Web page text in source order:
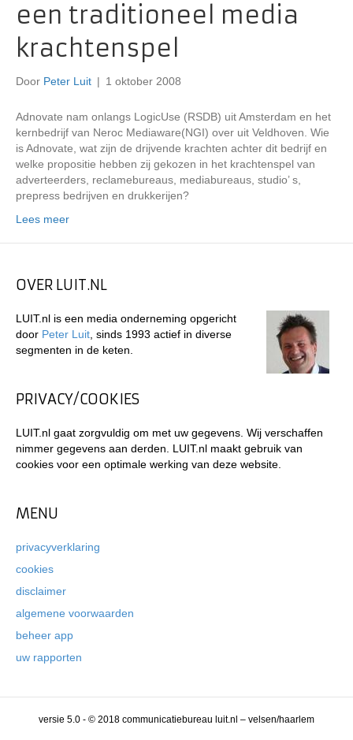
een traditioneel media
krachtenspel
Door Peter Luit | 1 oktober 2008
Adnovate nam onlangs LogicUse (RSDB) uit Amsterdam en het
kernbedrijf van Neroc Mediaware(NGI) over uit Veldhoven. Wie
is Adnovate, wat zijn de drijvende krachten achter dit bedrijf en
welke propositie hebben zij gekozen in het krachtenspel van
adverteerders, reclamebureaus, mediabureaus, studio’ s,
prepress bedrijven en drukkerijen?
Lees meer
OVER LUIT.NL
LUIT.nl is een media onderneming opgericht
door Peter Luit , sinds 1993 actief in diverse
segmenten in de keten.
PRIVACY/COOKIES
LUIT.nl gaat zorgvuldig om met uw gegevens. Wij verschaffen
nimmer gegevens aan derden. LUIT.nl maakt gebruik van
cookies voor een optimale werking van deze website.
MENU
privacyverklaring
cookies
disclaimer
algemene voorwaarden
beheer app
uw rapporten
versie 5.0 - © 2018 communicatiebureau luit.nl – velsen/haarlem